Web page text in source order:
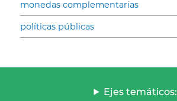
monedas complementarias
políticas públicas
Ejes temáticos: